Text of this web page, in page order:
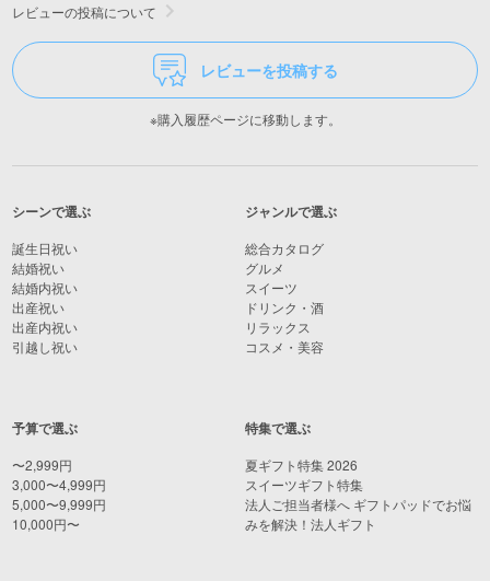
レビューの投稿について
レビューを投稿する
※購入履歴ページに移動します。
シーンで選ぶ
誕生日祝い
結婚祝い
結婚内祝い
出産祝い
出産内祝い
引越し祝い
予算で選ぶ
〜2,999円
3,000〜4,999円
5,000〜9,999円
10,000円〜
ジャンルで選ぶ
総合カタログ
グルメ
スイーツ
ドリンク・酒
リラックス
コスメ・美容
特集で選ぶ
夏ギフト特集 2026
スイーツギフト特集
法人ご担当者様へ ギフトパッドでお悩
みを解決！法人ギフト